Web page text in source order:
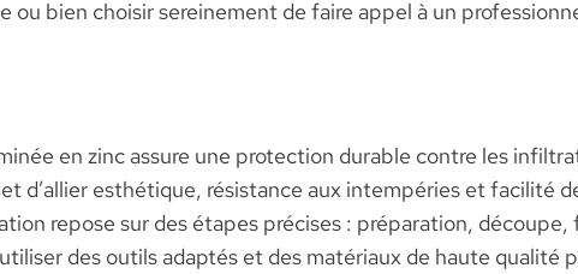
ou bien choisir sereinement de faire appel à un
en zinc assure une protection durable contre les
d’allier esthétique, résistance aux intempéries et facilité
repose sur des étapes précises : préparation,
des outils adaptés et des matériaux de haute qualité